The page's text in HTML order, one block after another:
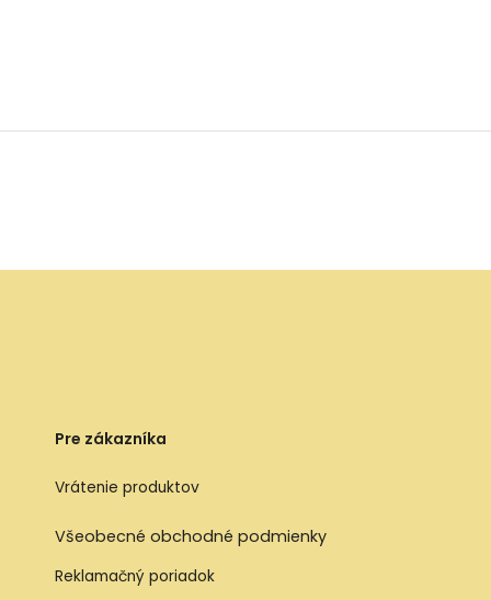
Pre zákazníka
Vrátenie produktov
Všeobecné obchodné podmienky
Reklamačný poriadok